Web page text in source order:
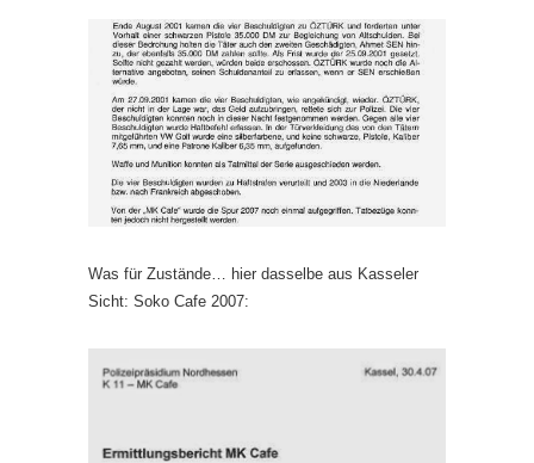
Was für Zustände… hier dasselbe aus Kasseler
Sicht: Soko Cafe 2007: